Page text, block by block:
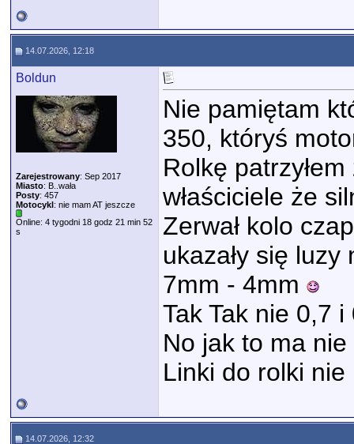
14.07.2026, 12:18
Boldun
Zarejestrowany: Sep 2017
Miasto: B..wała
Posty: 457
Motocykl: nie mam AT jeszcze
Online: 4 tygodni 18 godz 21 min 52
s
Nie pamiętam
350, któryś
Rolkę
właściciele że
Zerwał kolo
ukazały się
7mm - 4mm
Tak Tak nie 0,7 i
No jak to ma
Linki do rolki
14.07.2026, 12:32